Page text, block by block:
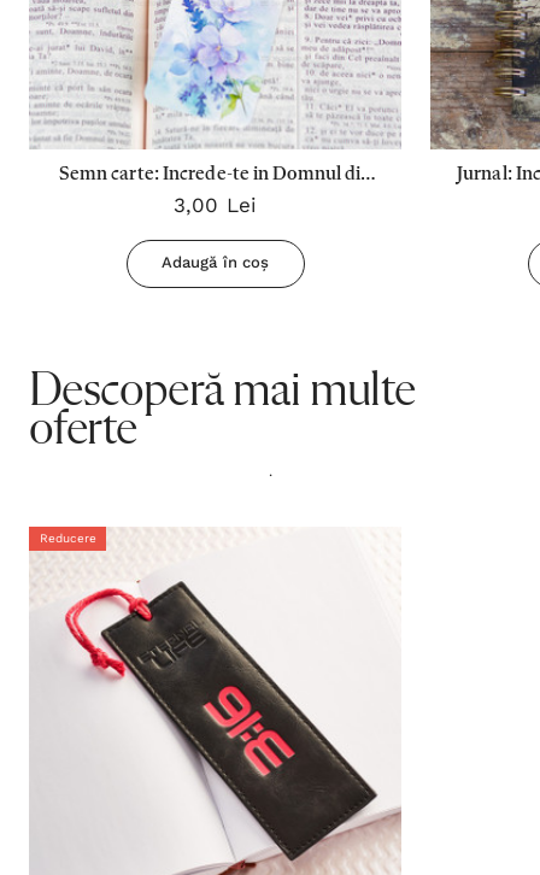
Semn carte: Increde-te in Domnul din
toata inima ta (flori mov)
3,00 Lei
Adaugă în coș
Jurnal:
Descoperă mai multe
oferte
.
Reducere